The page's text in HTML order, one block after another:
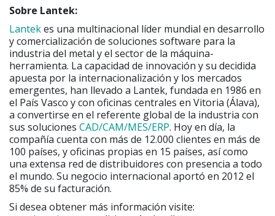
Sobre Lantek:
Lantekes una multinacional líder mundial en desarrollo
y comercialización de soluciones software para la
industria del metal y el sector de la máquina-
herramienta. La capacidad de innovación y su decidida
apuesta por la internacionalización y los mercados
emergentes, han llevado a Lantek, fundada en 1986 en
el País Vasco y con oficinas centrales en Vitoria (Álava),
a convertirse en el referente global de la industria con
sus soluciones CAD/CAM/MES/ERP. Hoy en día, la
compañía cuenta con más de 12.000 clientes en más de
100 países, y oficinas propias en 15 países, así como
una extensa red de distribuidores con presencia a todo
el mundo. Su negocio internacional aportó en 2012 el
85% de su facturación.
Si desea obtener más información visite: